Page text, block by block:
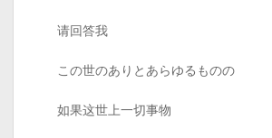
请回答我
この世のありとあらゆるものの
如果这世上一切事物